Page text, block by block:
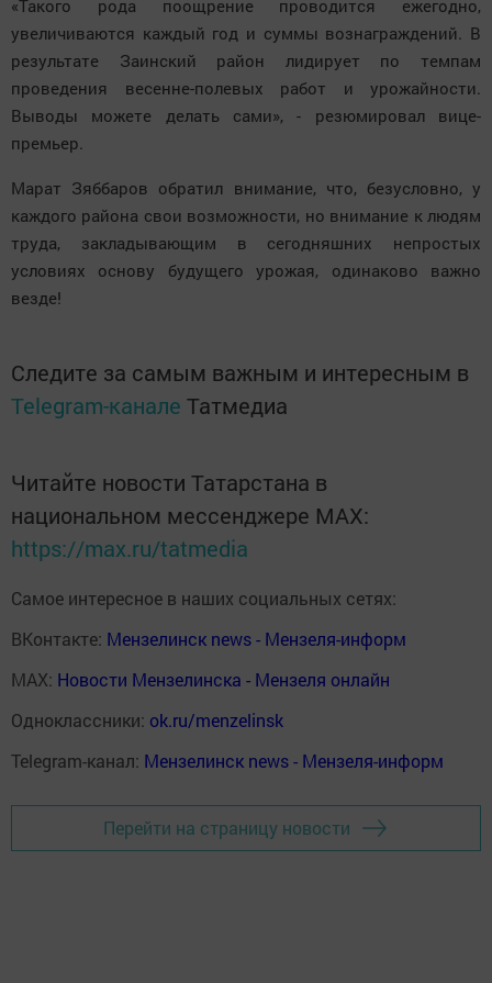
«Такого рода поощрение проводится ежегодно,
увеличиваются каждый год и суммы вознаграждений. В
результате Заинский район лидирует по темпам
проведения весенне-полевых работ и урожайности.
Выводы можете делать сами», - резюмировал вице-
премьер.
Марат Зяббаров обратил внимание, что, безусловно, у
каждого района свои возможности, но внимание к людям
труда, закладывающим в сегодняшних непростых
условиях основу будущего урожая, одинаково важно
везде!
Следите за самым важным и интересным в
Telegram-канале Татмедиа
Читайте новости Татарстана в
национальном мессенджере MАХ:
https://max.ru/tatmedia
Самое интересное в наших социальных сетях:
ВКонтакте: Мензелинск news - Мензеля-информ
MAX: Новости Мензелинска - Мензеля онлайн
Одноклассники: ok.ru/menzelinsk
Telegram-канал: Мензелинск news - Мензеля-информ
Перейти на страницу новости